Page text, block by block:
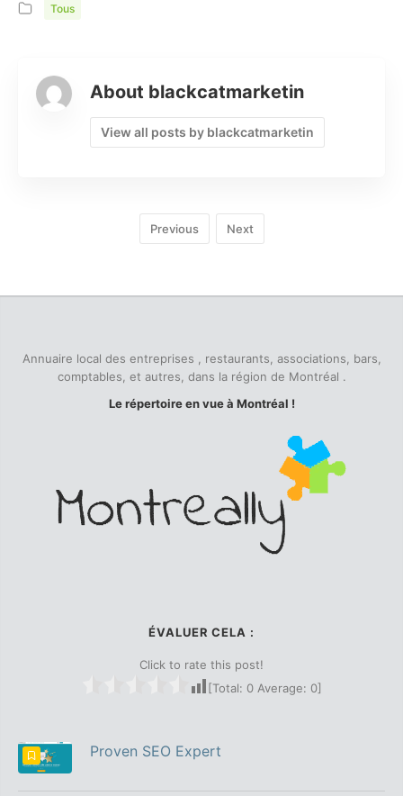
Tous
About blackcatmarketin
View all posts by blackcatmarketin
Previous Next
Annuaire local des entreprises , restaurants, associations, bars,
comptables, et autres, dans la région de Montréal .
Le répertoire en vue à Montréal !
ÉVALUER CELA :
Click to rate this post!
[Total: 0Average: 0]
Proven SEO Expert